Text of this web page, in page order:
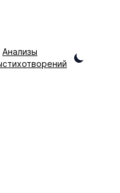
Анализы
стихотворений